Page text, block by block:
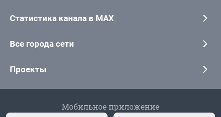
Статистика канала в MAX
Все города сети
Проекты
Мобильное приложение